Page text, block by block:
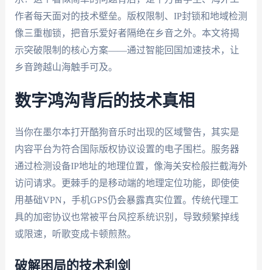
作者每天面对的技术壁垒。版权限制、IP封锁和地域检测
像三重枷锁，把音乐爱好者隔绝在乡音之外。本文将揭
示突破限制的核心方案——通过智能回国加速技术，让
乡音跨越山海触手可及。
数字鸿沟背后的技术真相
当你在墨尔本打开酷狗音乐时出现的区域警告，其实是
内容平台为符合国际版权协议设置的电子围栏。服务器
通过检测设备IP地址的地理位置，像海关安检般拦截海外
访问请求。更棘手的是移动端的地理定位功能，即使使
用基础VPN，手机GPS仍会暴露真实位置。传统代理工
具的加密协议也常被平台风控系统识别，导致频繁掉线
或限速，听歌变成卡顿煎熬。
破解困局的技术利剑